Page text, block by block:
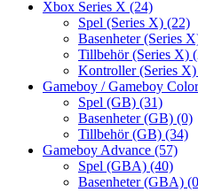
Xbox Series X (24)
Spel (Series X) (22)
Basenheter (Series
Tillbehör (Series X)
Kontroller (Series X)
Gameboy / Gameboy
Spel (GB) (31)
Basenheter (GB) (0)
Tillbehör (GB) (34)
Gameboy Advance (57)
Spel (GBA) (40)
Basenheter (GBA)